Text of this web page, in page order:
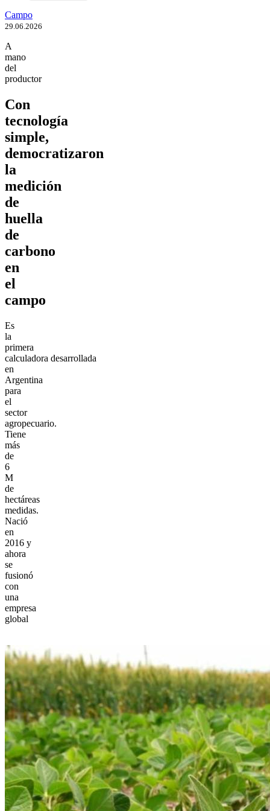
Campo
29.06.2026
A
mano
del
productor
Con
tecnología
simple,
democratizaron
la
medición
de
huella
de
carbono
en
el
campo
Es
la
primera
calculadora desarrollada
en
Argentina
para
el
sector
agropecuario.
Tiene
más
de
6
M
de
hectáreas
medidas.
Nació
en
2016 y
ahora
se
fusionó
con
una
empresa
global